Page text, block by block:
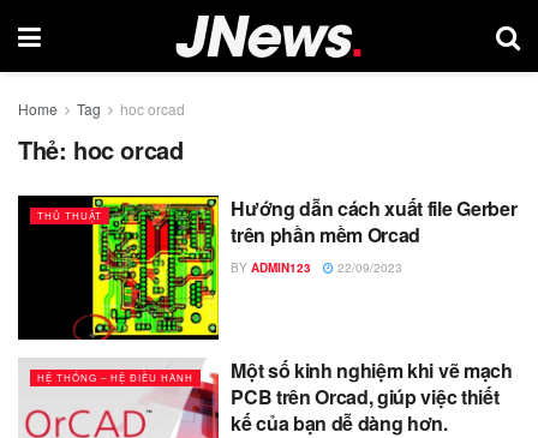
Home Tag hoc orcad
Thẻ: hoc orcad
THỦ THUẬT
Hướng dẫn cách xuất file Gerber
trên phần mềm Orcad
BY ADMIN123 22/09/2023
HỆ THỐNG – HỆ ĐIỀU HÀNH
Một số kinh nghiệm khi vẽ mạch
PCB trên Orcad, giúp việc thiết
kế của bạn dễ dàng hơn.